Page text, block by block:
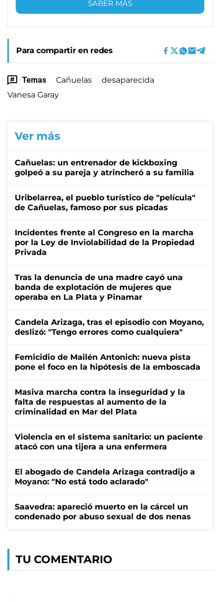
SABER MÁS
Para compartir en redes
Temas Cañuelas
desaparecida
Vanesa Garay
Ver más
Cañuelas: un entrenador de kickboxing
golpeó a su pareja y atrincheró a su familia
Uribelarrea, el pueblo turístico de "película"
de Cañuelas, famoso por sus picadas
Incidentes frente al Congreso en la marcha
por la Ley de Inviolabilidad de la Propiedad
Privada
Tras la denuncia de una madre cayó una
banda de explotación de mujeres que
operaba en La Plata y Pinamar
Candela Arizaga, tras el episodio con Moyano,
deslizó: "Tengo errores como cualquiera"
Femicidio de Mailén Antonich: nueva pista
pone el foco en la hipótesis de la emboscada
Masiva marcha contra la inseguridad y la
falta de respuestas al aumento de la
criminalidad en Mar del Plata
Violencia en el sistema sanitario: un paciente
atacó con una tijera a una enfermera
El abogado de Candela Arizaga contradijo a
Moyano: "No está todo aclarado"
Saavedra: apareció muerto en la cárcel un
condenado por abuso sexual de dos nenas
TU COMENTARIO